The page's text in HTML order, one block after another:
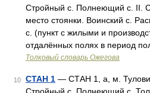
Стройный с. Полнеющий с. II.
место стоянки. Воинский с.
с. (пункт с жилыми и
отдалённых полях в период
Толковый словарь Ожегова
10 СТАН 1 — СТАН 1, а, м.